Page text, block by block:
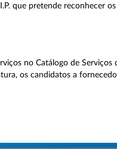
que pretende reconhecer
no Catálogo de Serviços
os candidatos a